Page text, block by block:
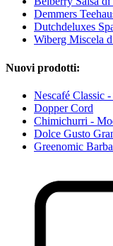
Demmers
Dutchdeluxes
Wiberg Miscela
Nuovi prodotti:
Nescafé Classic -
Dopper Cord
Chimichurri -
Dolce Gusto
Greenomic